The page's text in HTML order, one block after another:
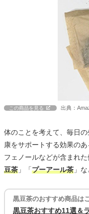
この商品を見る 出典：
体のことを考えて、毎日
康をサポートする効果の
フェノールなどが含まれ
豆茶 」「プーアール茶 」
黒豆茶のおすすめ商品は
黒豆茶おすすめ11選＆